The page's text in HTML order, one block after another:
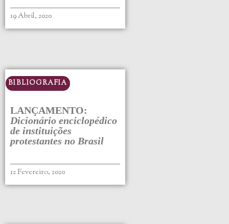
19 Abril, 2020
BIBLIOGRAFIA
LANÇAMENTO:
Dicionário enciclopédico
de instituições
protestantes no Brasil
12 Fevereiro, 2020